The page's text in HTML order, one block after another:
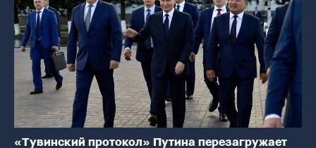
«Тувинский протокол» Путина перезагружает